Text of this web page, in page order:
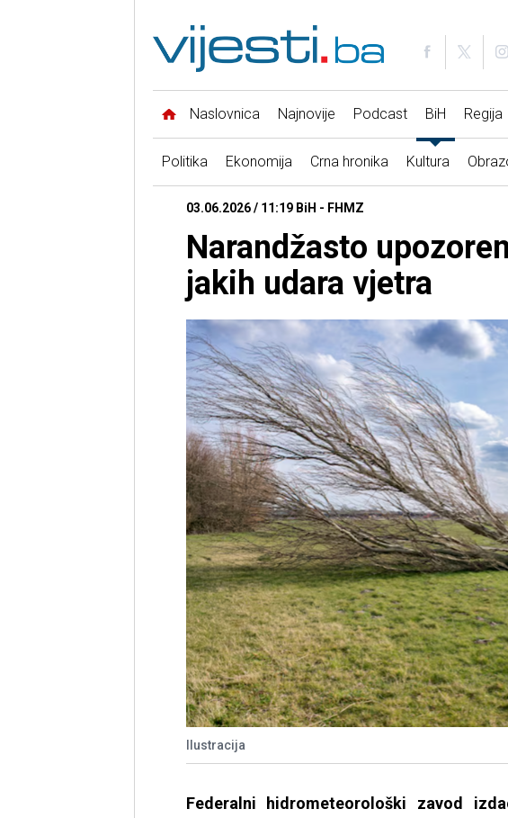
Naslovnica Najnovije Podcast BiH Regija
Politika Ekonomija Crna hronika Kultura
03.06.2026 / 11:19 BiH - FHMZ
Narandžasto
jakih udara vjetra
Ilustracija
Federalni hidrometeorološki zavod